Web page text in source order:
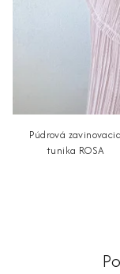
Púdrová zavinovacia
tunika ROSA